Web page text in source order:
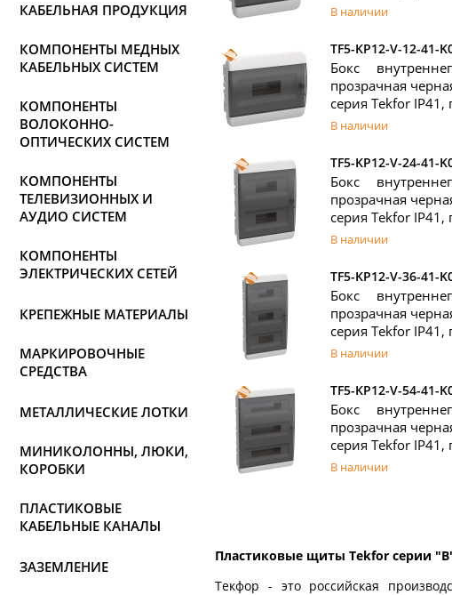
КАБЕЛЬНАЯ ПРОДУКЦИЯ
КОМПОНЕНТЫ МЕДНЫХ
КАБЕЛЬНЫХ СИСТЕМ
КОМПОНЕНТЫ
ВОЛОКОННО-
ОПТИЧЕСКИХ СИСТЕМ
КОМПОНЕНТЫ
ТЕЛЕВИЗИОННЫХ И
АУДИО СИСТЕМ
КОМПОНЕНТЫ
ЭЛЕКТРИЧЕСКИХ СЕТЕЙ
КРЕПЕЖНЫЕ МАТЕРИАЛЫ
МАРКИРОВОЧНЫЕ
СРЕДСТВА
МЕТАЛЛИЧЕСКИЕ ЛОТКИ
МИНИКОЛОННЫ, ЛЮКИ,
КОРОБКИ
ПЛАСТИКОВЫЕ
КАБЕЛЬНЫЕ КАНАЛЫ
ЗАЗЕМЛЕНИЕ
В наличии
TF5-KP12-V-12-41-
Бокс
прозрачная
серия Tekfor IP41,
В наличии
TF5-KP12-V-24-41-
Бокс
прозрачная
серия Tekfor IP41,
В наличии
TF5-KP12-V-36-41-
Бокс
прозрачная
серия Tekfor IP41,
В наличии
TF5-KP12-V-54-41-
Бокс
прозрачная
серия Tekfor IP41,
В наличии
Пластиковые щиты Tekfor серии
Текфор - это российская